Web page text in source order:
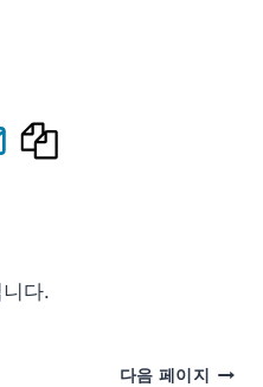
다.
다음 페이지